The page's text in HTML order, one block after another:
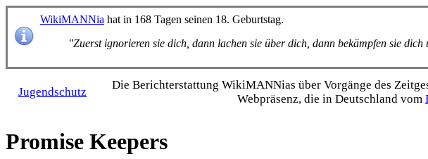
WikiMANNia hat in 168 Tagen seinen 18. Geburtstag.
"Zuerst ignorieren sie dich, dann lachen sie über dich, dann bekämpfen sie
Jugendschutz
Die Bericht­erstattung WikiMANNias über Vorgänge des
Webpräsenz, die in Deutschland vom
Promise Keepers